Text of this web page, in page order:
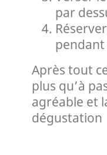
par
Après tout
plus qu’à
agréable et
dégustation